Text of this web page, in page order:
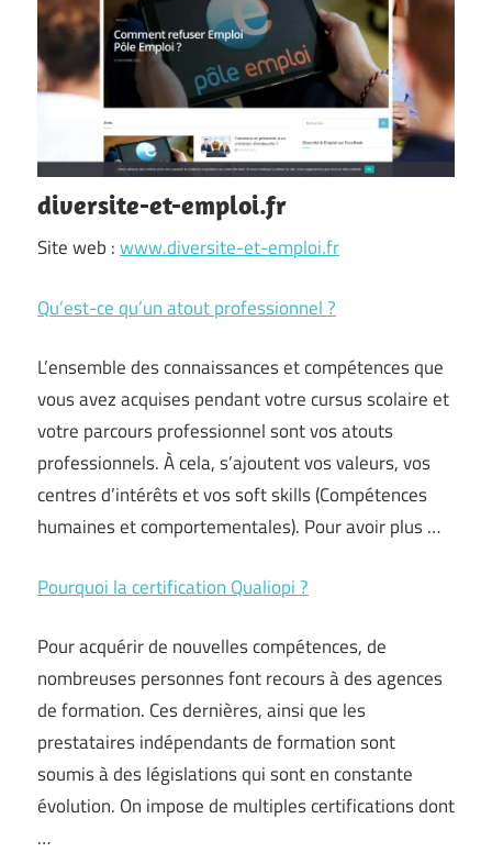
diversite-et-emploi.fr
Site web :www.diversite-et-emploi.fr
Qu’est-ce qu’un atout professionnel ?
L’ensemble des connaissances et compétences que
vous avez acquises pendant votre cursus scolaire et
votre parcours professionnel sont vos atouts
professionnels. À cela, s’ajoutent vos valeurs, vos
centres d’intérêts et vos soft skills (Compétences
humaines et comportementales). Pour avoir plus …
Pourquoi la certification Qualiopi ?
Pour acquérir de nouvelles compétences, de
nombreuses personnes font recours à des agences
de formation. Ces dernières, ainsi que les
prestataires indépendants de formation sont
soumis à des législations qui sont en constante
évolution. On impose de multiples certifications dont
…